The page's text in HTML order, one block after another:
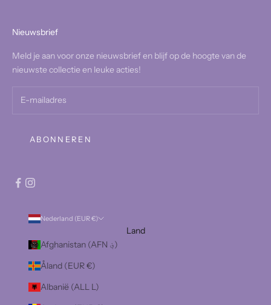
Nieuwsbrief
Meld je aan voor onze nieuwsbrief en blijf op de hoogte van de
nieuwste collectie en leuke acties!
ABONNEREN
Nederland (EUR €)
Land
Afghanistan (AFN ؋)
Åland (EUR €)
Albanië (ALL L)